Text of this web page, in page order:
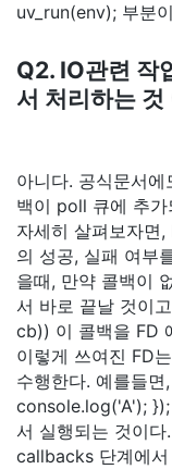
uv_run(env); 부분
Q2. IO관련 작
서 처리하는 것
아니다. 공식문서
백이 poll 큐에 추
자세히 살펴보자면
의 성공, 실패 여부
을때, 만약 콜백이
서 바로 끝날 것이
cb)) 이 콜백을 FD
이렇게 쓰여진 FD
수행한다. 예를들
console.log('A');
서 실행되는 것이
callbacks 단계에